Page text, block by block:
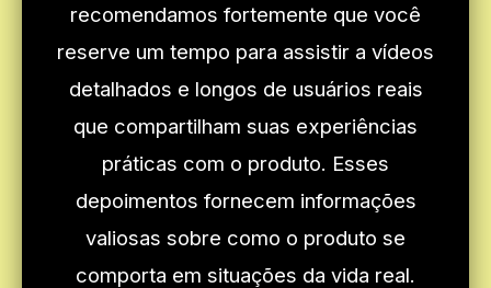
recomendamos fortemente que você
reserve um tempo para assistir a vídeos
detalhados e longos de usuários reais
que compartilham suas experiências
práticas com o produto. Esses
depoimentos fornecem informações
valiosas sobre como o produto se
comporta em situações da vida real.